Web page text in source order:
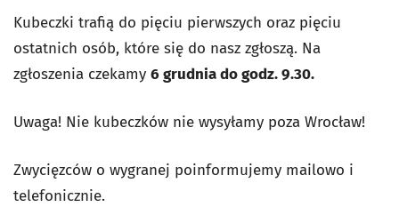
Kubeczki trafią do pięciu pierwszych oraz pięciu
ostatnich osób, które się do nasz zgłoszą. Na
zgłoszenia czekamy 6 grudnia do godz. 9.30.
Uwaga! Nie kubeczków nie wysyłamy poza Wrocław!
Zwycięzców o wygranej poinformujemy mailowo i
telefonicznie.